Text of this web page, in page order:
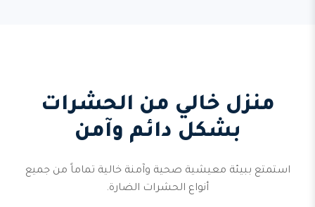
منزل خالي من الحشرات
بشكل دائم وآمن
استمتع ببيئة معيشية صحية وآمنة خالية تماماً من جميع
أنواع الحشرات الضارة.